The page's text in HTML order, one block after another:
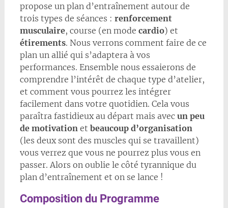
propose un plan d’entraînement autour de
trois types de séances : renforcement
musculaire, course (en mode cardio) et
étirements. Nous verrons comment faire de ce
plan un allié qui s’adaptera à vos
performances. Ensemble nous essaierons de
comprendre l’intérêt de chaque type d’atelier,
et comment vous pourrez les intégrer
facilement dans votre quotidien. Cela vous
paraîtra fastidieux au départ mais avec un peu
de motivation et beaucoup d’organisation
(les deux sont des muscles qui se travaillent)
vous verrez que vous ne pourrez plus vous en
passer. Alors on oublie le côté tyrannique du
plan d’entraînement et on se lance !
Composition du Programme